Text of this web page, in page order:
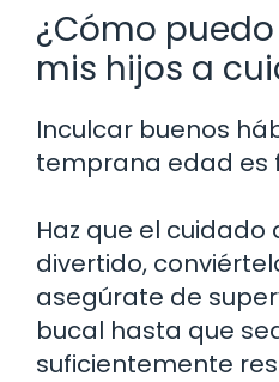
¿Cómo
mis hijos a
Inculcar buenos
temprana edad es
Haz que el cuidado
divertido,
asegúrate de
bucal hasta que
suficientemente